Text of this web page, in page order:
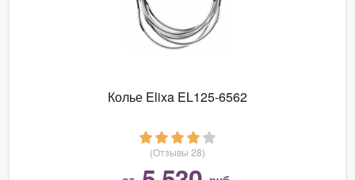
Колье Elixa EL125-6562
(Отзывы 28)